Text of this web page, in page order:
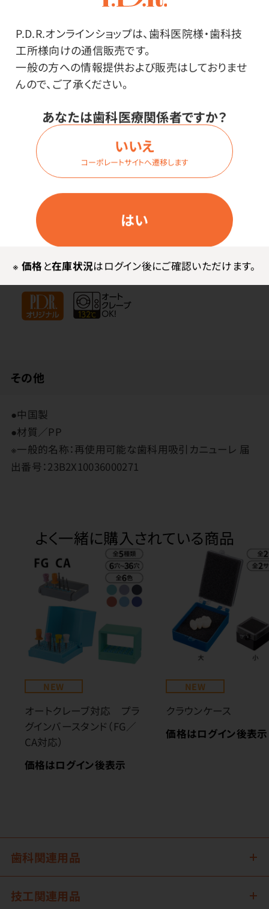
P.D.R.オンラインショップは、歯科医院様・歯科技
工所様向けの通信販売です。
一般の方への情報提供および販売はしておりませ
んので、ご了承ください。
あなたは歯科医療関係者ですか？
はい
いいえ
コーポレートサイトへ遷移します
※ 価格と在庫状況はログイン後にご確認いただけます。
ログイン
商品詳細
先端が細く、局所の吸引におすすめです。
先端に角度が付いているので臼歯部にも届きやすいで
先端が細いので術野を遮りにくいです。
その他
●中国製
●材質／PP
※一般的名称：再使用可能な歯科用吸引カニューレ 届
出番号：23B2X10036000271
よく一緒に購入されている商品
NEW
オートクレーブ対応 プラ
グインバースタンド（FG／
CA対応）
価格はログイン後表示
NEW
クラウンケース
価格はログイン後表示
歯科関連用品
技工関連用品